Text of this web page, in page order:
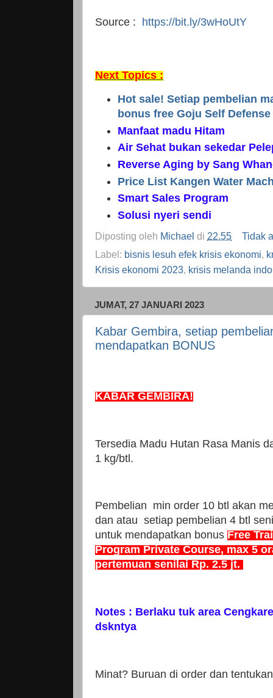
Source : https://bit.ly/3wHoUtY
Next Topics :
Hot sale! Setiap pembelian
bonus free Goju Self
Manfaat madu Hitam
Air Sehat bukan sekedar
Reverse Aging by Sang
Price List Kangen Water
Smart Sales Program
Solusi nyeri sendi
Diposting oleh Michael di 22.55
Tidak
Label: bisnis lesuh efek krisis ekonomi,
Krisis ekonomi 2023, krisis melanda
JUMAT, 27 JANUARI 2023
Kabar Gembira, setiap
mendapatkan BONUS
KABAR GEMBIRA!
Tersedia Madu Hutan Rasa Manis
1 kg/btl.
Pembelian min order 10 btl akan
dan atau setiap pembelian 4 btl
untuk mendapatkan bonus Free
Program Private Course, max 5
pertemuan senilai Rp. 2.5 jt.
Notes : Berlaku tuk area
dskntya
Minat? Buruan di order dan